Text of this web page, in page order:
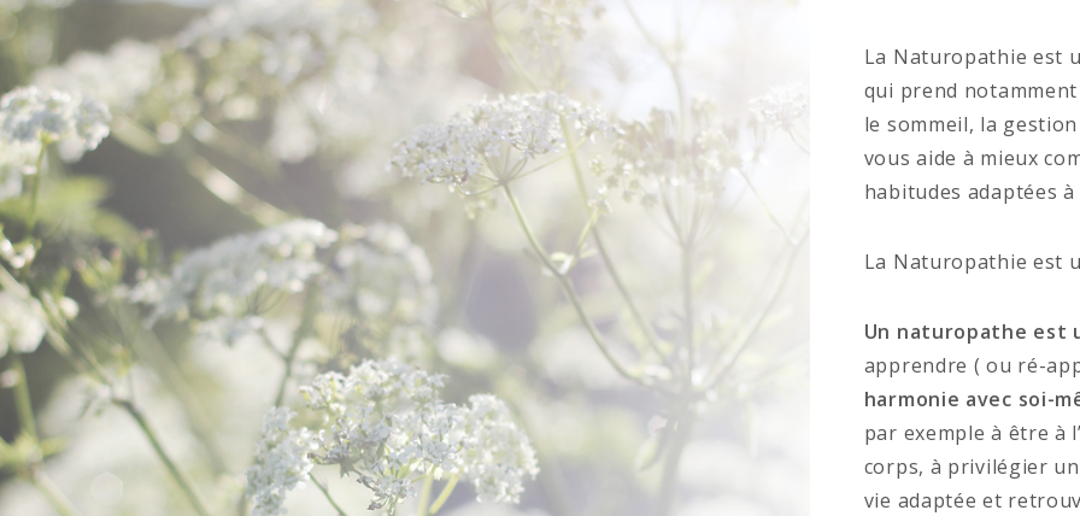
La Naturopathie est
qui prend
le sommeil, la
vous aide à mieux
habitudes adaptées
La Naturopathie est
Un naturopathe est
apprendre ( ou ré-
harmonie avec soi-
par exemple à être à
corps, à privilégier
vie adaptée et